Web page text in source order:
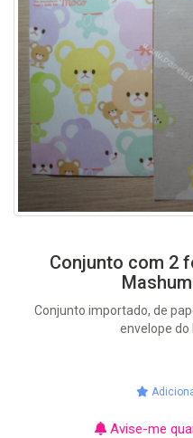
Conjunto com 2
Conjunto importado, de
envelope do
Avise-me